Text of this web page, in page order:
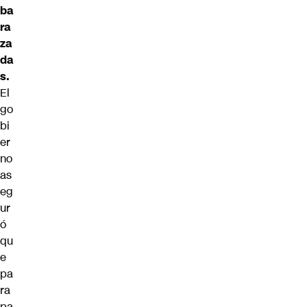
ba
ra
za
da
s.
El
go
bi
er
no
as
eg
ur
ó
qu
e
pa
ra